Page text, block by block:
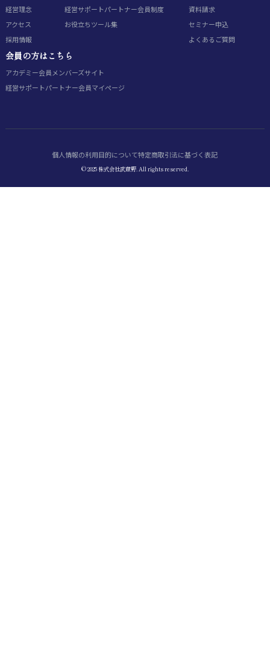
経営理念
アクセス
採用情報
経営サポートパートナー会員制度
お役立ちツール集
資料請求
セミナー申込
よくあるご質問
会員の方はこちら
アカデミー会員メンバーズサイト
経営サポートパートナー会員マイページ
個人情報の利用目的について特定商取引法に基づく表記
© 2025 株式会社武蔵野. All rights reserved.